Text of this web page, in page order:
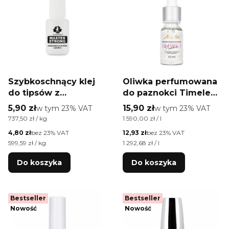
Szybkoschnący klej
do tipsów z
pędzelkiem Master
Strong Nail Glue 8 g
Cena brutto
5,90 złw tym %s VAT
w tym 23% VAT
Cena jednostkowa brutto
737,50 zł / kg
Cena netto
4,80 złbez 23% VAT
Cena jednostkowa netto
599,59 zł / kg
Do koszyka
Oliwka perfumowana
do paznokci Timeless
Molly Nails Nail &
Cuticle Oil 10 ml
Cena brutto
15,90 złw tym %s VAT
w tym 23% VAT
Cena jednostkowa brutto
1 590,00 zł / l
Cena netto
12,93 złbez 23% VAT
Cena jednostkowa netto
1 292,68 zł / l
Do koszyka
Bestseller
Nowość
Bestseller
Nowość